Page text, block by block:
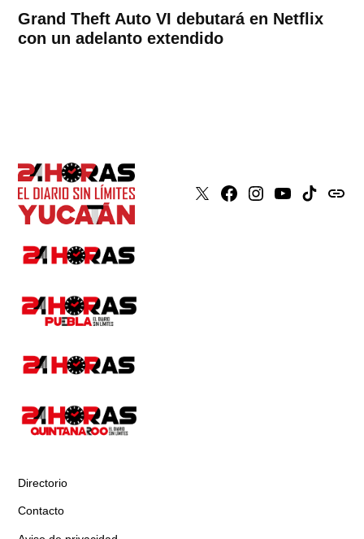
Grand Theft Auto VI debutará en Netflix
con un adelanto extendido
X Faceboook
Instagram
YoutubeTiktokissuu
Directorio
Contacto